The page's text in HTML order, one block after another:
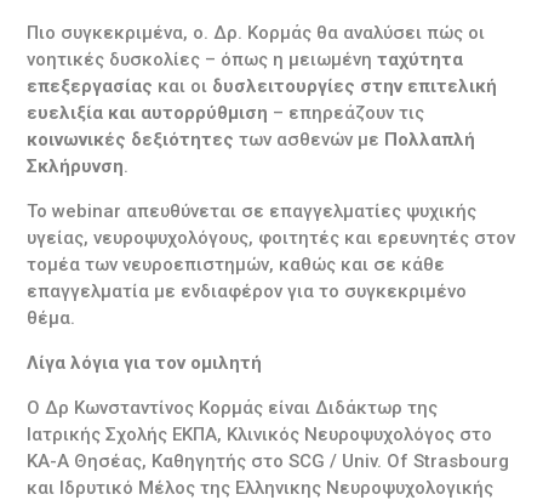
Πιο συγκεκριμένα, ο. Δρ. Κορμάς θα αναλύσει πώς οι
νοητικές δυσκολίες – όπως η μειωμένηταχύτητα
επεξεργασίας και οι δυσλειτουργίες στην επιτελική
ευελιξία και αυτορρύθμιση – επηρεάζουν τις
κοινωνικές δεξιότητες των ασθενών με Πολλαπλή
Σκλήρυνση.
Το webinar απευθύνεται σε επαγγελματίες ψυχικής
υγείας, νευροψυχολόγους, φοιτητές και ερευνητές στον
τομέα των νευροεπιστημών, καθώς και σε κάθε
επαγγελματία με ενδιαφέρον για το συγκεκριμένο
θέμα.
Λίγα λόγια για τον ομιλητή
Ο Δρ Κωνσταντίνος Κορμάς είναι Διδάκτωρ της
Ιατρικής Σχολής ΕΚΠΑ, Κλινικός Νευροψυχολόγος στο
ΚΑ-Α Θησέας, Καθηγητής στο SCG / Univ. Of Strasbourg
και Ιδρυτικό Μέλος της Ελληνικης Νευροψυχολογικής